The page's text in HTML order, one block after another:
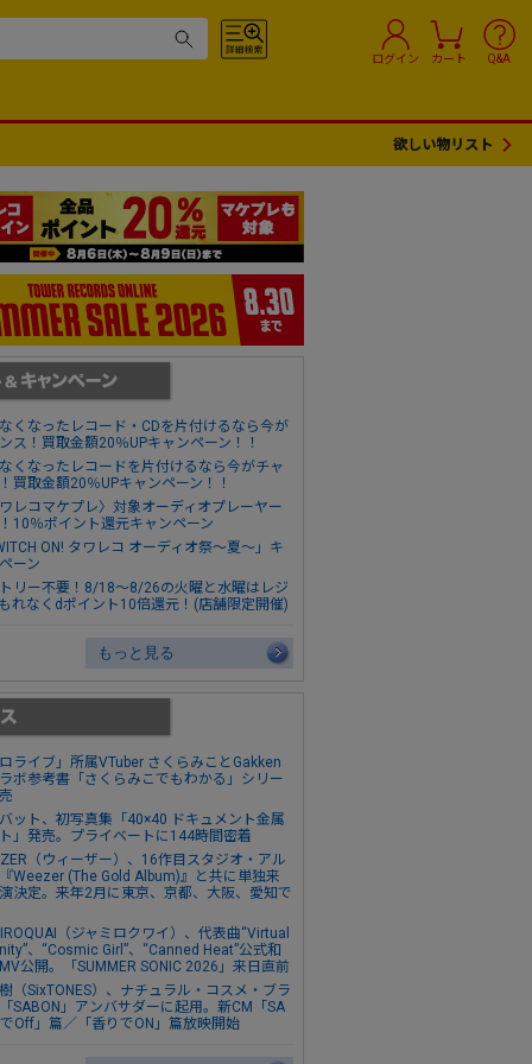
ログイン カート Q&A
欲しい物リスト
くなったレコード・CDを片付けるなら今が
ス！買取金額20％UPキャンペーン！！
くなったレコードを片付けるなら今がチャ
買取金額20％UPキャンペーン！！
ワレコマケプレ〉対象オーディオプレーヤー
10％ポイント還元キャンペーン
ON! タワレコ オーディオ祭～夏～」キ
ーン
リー不要！8/18～8/26の火曜と水曜はレジ
れなくdポイント10倍還元！(店舗限定開催)
もっと見る
ロライブ」所属VTuber さくらみことGakken
ボ参考書「さくらみこでもわかる」シリー
ット、初写真集「40×40 ドキュメント金属
」発売。プライベートに144時間密着
（ウィーザー）、16作目スタジオ・アル
Weezer (The Gold Album)』と共に単独来
決定。来年2月に東京、京都、大阪、愛知で
（ジャミロクワイ）、代表曲“Virtual
、“Cosmic Girl”、“Canned Heat”公式和
公開。「SUMMER SONIC 2026」来日直前
（SixTONES）、ナチュラル・コスメ・ブラ
SABON」アンバサダーに起用。新CM「SA
でOff」篇／「香りでON」篇放映開始